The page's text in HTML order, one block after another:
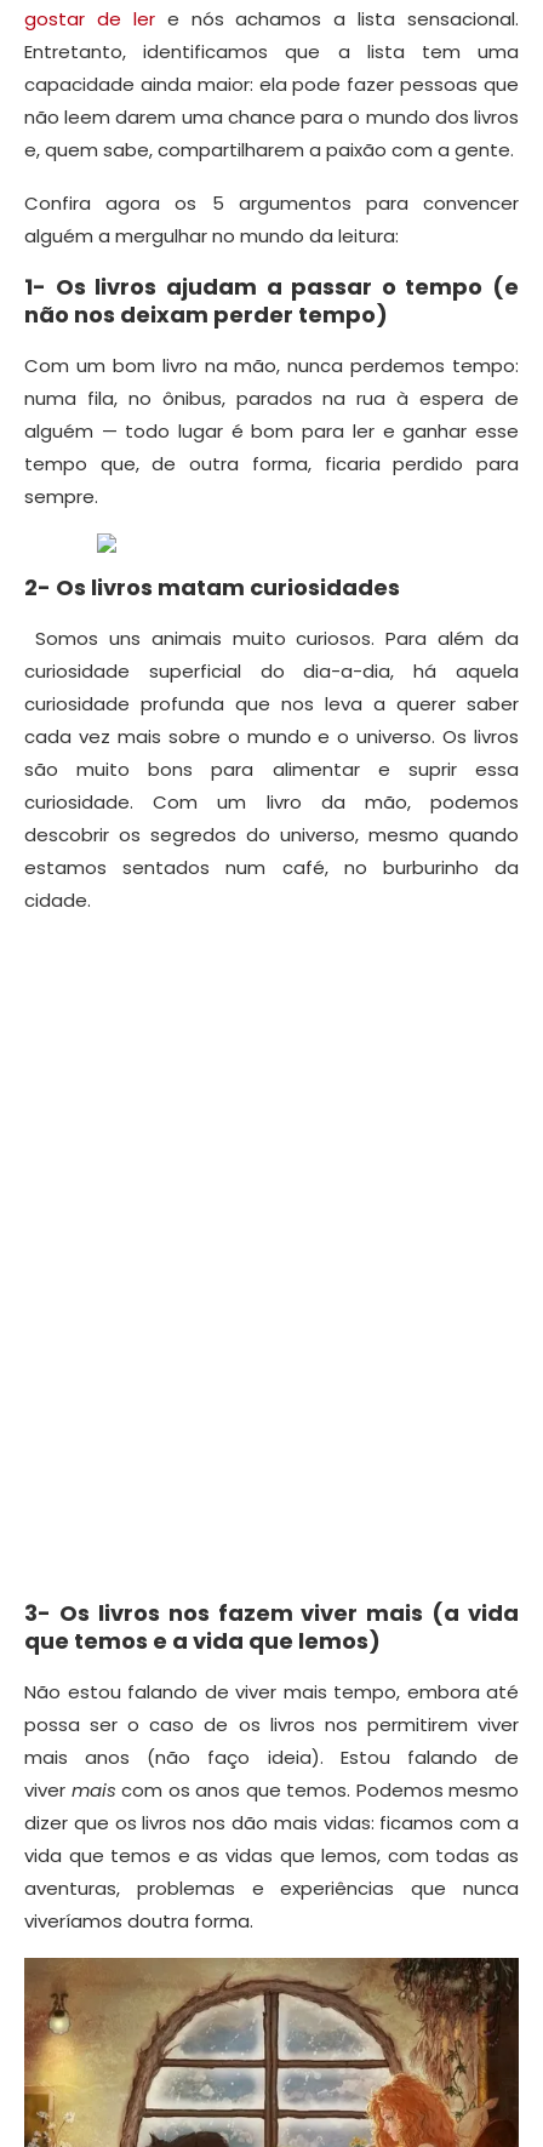
gostar de lere nós achamos a lista sensacional.
Entretanto, identificamos que a lista tem uma
capacidade ainda maior: ela pode fazer pessoas que
não leem darem uma chance para o mundo dos livros
e, quem sabe, compartilharem a paixão com a gente.
Confira agora os 5 argumentos para convencer
alguém a mergulhar no mundo da leitura:
1- Os livros ajudam a passar o tempo (e
não nos deixam perder tempo)
Com um bom livro na mão, nunca perdemos tempo:
numa fila, no ônibus, parados na rua à espera de
alguém — todo lugar é bom para ler e ganhar esse
tempo que, de outra forma, ficaria perdido para
sempre.
2- Os livros matam curiosidades
Somos uns animais muito curiosos. Para além da
curiosidade superficial do dia-a-dia, há aquela
curiosidade profunda que nos leva a querer saber
cada vez mais sobre o mundo e o universo. Os livros
são muito bons para alimentar e suprir essa
curiosidade. Com um livro da mão, podemos
descobrir os segredos do universo, mesmo quando
estamos sentados num café, no burburinho da
cidade.
3- Os livros nos fazem viver mais (a vida
que temos e a vida que lemos)
Não estou falando de viver mais tempo, embora até
possa ser o caso de os livros nos permitirem viver
mais anos (não faço ideia). Estou falando de
viver mais com os anos que temos. Podemos mesmo
dizer que os livros nos dão mais vidas: ficamos com a
vida que temos e as vidas que lemos, com todas as
aventuras, problemas e experiências que nunca
viveríamos doutra forma.